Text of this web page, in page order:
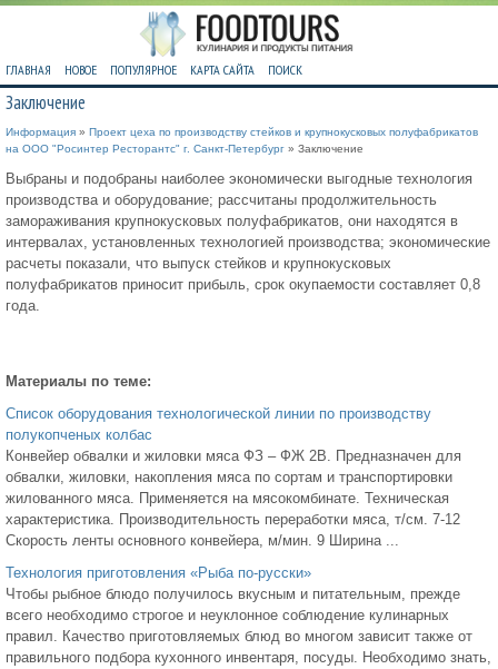
ГЛАВНАЯ НОВОЕ ПОПУЛЯРНОЕ КАРТА САЙТА ПОИСК
Заключение
Информация » Проект цеха по производству стейков и крупнокусковых полуфабрикатов
на ООО "Росинтер Ресторантс" г. Санкт-Петербург » Заключение
Выбраны и подобраны наиболее экономически выгодные технология
производства и оборудование; рассчитаны продолжительность
замораживания крупнокусковых полуфабрикатов, они находятся в
интервалах, установленных технологией производства; экономические
расчеты показали, что выпуск стейков и крупнокусковых
полуфабрикатов приносит прибыль, срок окупаемости составляет 0,8
года.
Материалы по теме:
Список оборудования технологической линии по производству
полукопченых колбас
Конвейер обвалки и жиловки мяса ФЗ – ФЖ 2В. Предназначен для
обвалки, жиловки, накопления мяса по сортам и транспортировки
жилованного мяса. Применяется на мясокомбинате. Техническая
характеристика. Производительность переработки мяса, т/см. 7-12
Скорость ленты основного конвейера, м/мин. 9 Ширина ...
Технология приготовления «Рыба по-русски»
Чтобы рыбное блюдо получилось вкусным и питательным, прежде
всего необходимо строгое и неуклонное соблюдение кулинарных
правил. Качество приготовляемых блюд во многом зависит также от
правильного подбора кухонного инвентаря, посуды. Необходимо знать,